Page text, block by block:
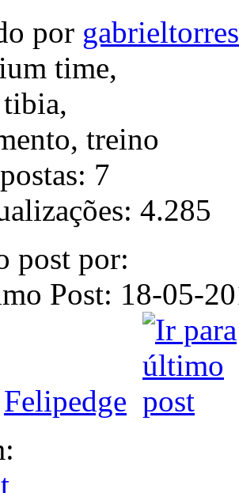
por
7
4.285
post por:
Post: 18-05-
Felipedge